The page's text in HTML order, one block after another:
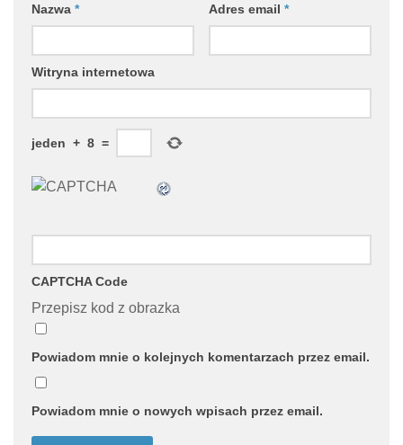
Nazwa * Adres email *
Witryna internetowa
jeden + 8 =
CAPTCHA Code
Przepisz kod z obrazka
Powiadom mnie o kolejnych komentarzach przez email.
Powiadom mnie o nowych wpisach przez email.